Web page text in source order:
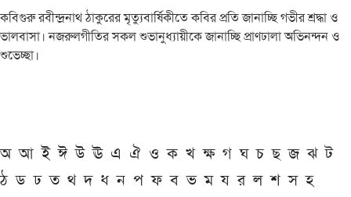
কবিগুরু রবীন্দ্রনাথ ঠাকুরের মৃত্যুবার্ষিকীতে কবির প্রতি জানাচ্ছি গভীর শ্রদ্ধা ও
ভালবাসা। নজরুলগীতির সকল শুভানুধ্যায়ীকে জানাচ্ছি প্রাণঢালা অভিনন্দন ও
শুভেচ্ছা।
অ আ ই ঈ উ ঊ এ ঐ ও ক খ ক্ষ গ ঘ চ ছ জ ঝ ট
ঠ ড ঢ ত থ দ ধ ন প ফ ব ভ ম য র ল শ স হ